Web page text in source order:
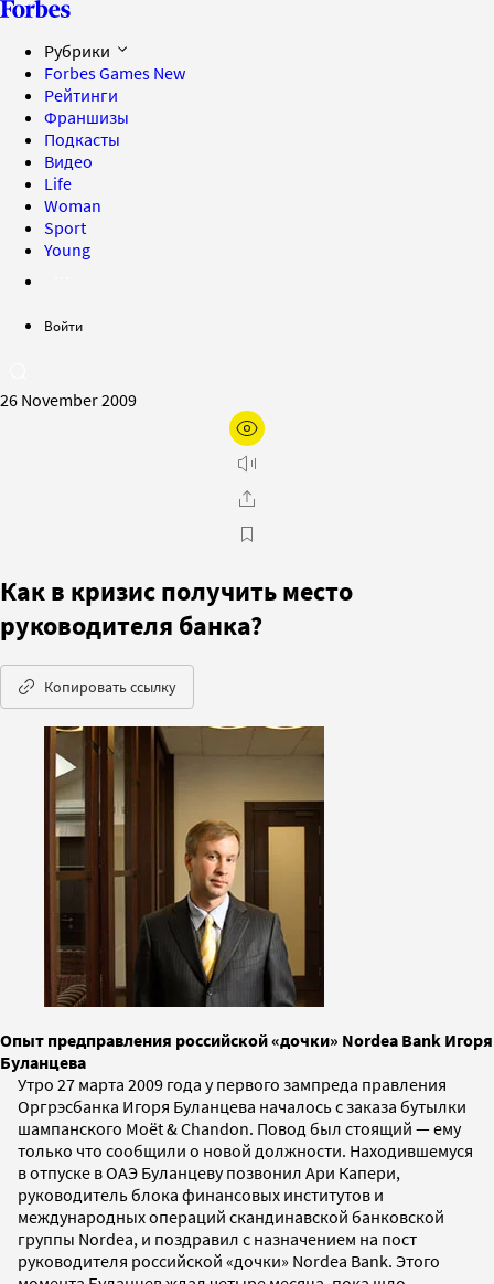
Рубрики
Forbes Games New
Рейтинги
Франшизы
Подкасты
Видео
Life
Woman
Sport
Young
Войти
26 November 2009
Как в кризис получить место
руководителя банка?
Копировать ссылку
Опыт предправления российской «дочки» Nordea Bank Игоря
Буланцева
Утро 27 марта 2009 года у первого зампреда правления
Оргрэсбанка Игоря Буланцева началось с заказа бутылки
шампанского Moёt & Chandon. Повод был стоящий — ему
только что сообщили о новой должности. Находившемуся
в отпуске в ОАЭ Буланцеву позвонил Ари Капери,
руководитель блока финансовых институтов и
международных операций скандинавской банковской
группы Nordea, и поздравил с назначением на пост
руководителя российской «дочки» Nordea Bank. Этого